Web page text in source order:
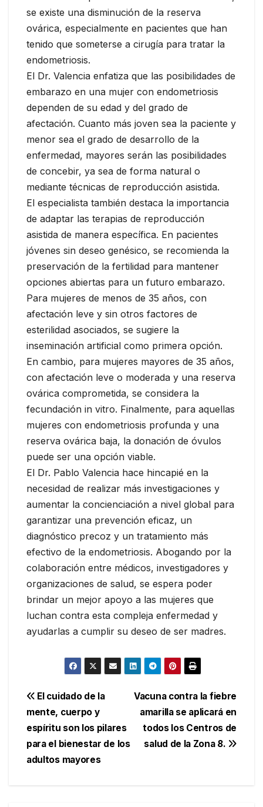
se existe una disminución de la reserva
ovárica, especialmente en pacientes que han
tenido que someterse a cirugía para tratar la
endometriosis.
El Dr. Valencia enfatiza que las posibilidades de
embarazo en una mujer con endometriosis
dependen de su edad y del grado de
afectación. Cuanto más joven sea la paciente y
menor sea el grado de desarrollo de la
enfermedad, mayores serán las posibilidades
de concebir, ya sea de forma natural o
mediante técnicas de reproducción asistida.
El especialista también destaca la importancia
de adaptar las terapias de reproducción
asistida de manera específica. En pacientes
jóvenes sin deseo genésico, se recomienda la
preservación de la fertilidad para mantener
opciones abiertas para un futuro embarazo.
Para mujeres de menos de 35 años, con
afectación leve y sin otros factores de
esterilidad asociados, se sugiere la
inseminación artificial como primera opción.
En cambio, para mujeres mayores de 35 años,
con afectación leve o moderada y una reserva
ovárica comprometida, se considera la
fecundación in vitro. Finalmente, para aquellas
mujeres con endometriosis profunda y una
reserva ovárica baja, la donación de óvulos
puede ser una opción viable.
El Dr. Pablo Valencia hace hincapié en la
necesidad de realizar más investigaciones y
aumentar la concienciación a nivel global para
garantizar una prevención eficaz, un
diagnóstico precoz y un tratamiento más
efectivo de la endometriosis. Abogando por la
colaboración entre médicos, investigadores y
organizaciones de salud, se espera poder
brindar un mejor apoyo a las mujeres que
luchan contra esta compleja enfermedad y
ayudarlas a cumplir su deseo de ser madres.
Navegación
de
entradas
Vacuna contra la fiebre
amarilla se aplicará en
todos los Centros de
salud de la Zona 8.
El cuidado de la
mente, cuerpo y
espíritu son los pilares
para el bienestar de los
adultos mayores